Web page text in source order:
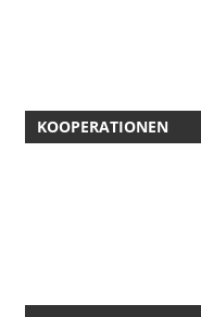
KOOPERATIONEN